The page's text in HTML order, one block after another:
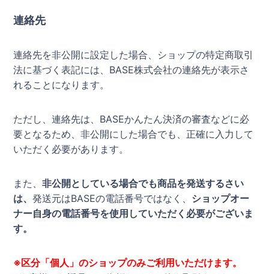
連絡先
連絡先を非公開に設定した場合、ショップの特定商取引
法に基づく表記には、BASE株式会社の連絡先が表示さ
れることになります。
ただし、連絡先は、BASEかんたん決済の審査などに必
要となるため、非公開にした場合でも、正確に入力して
いただく必要があります。
また、非公開としている場合でも商品を発送するさい
は、発送元はBASEの電話番号ではなく、 ショップオー
ナー自身の電話番号を使用していただく必要がございま
す。
※区分「個人」のショップのみご利用いただけます。